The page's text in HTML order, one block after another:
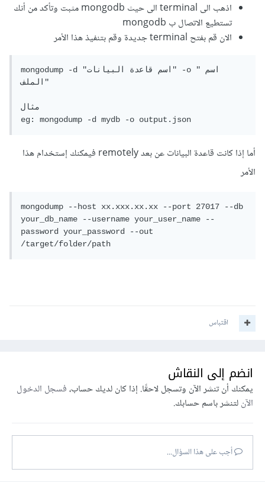
اذهب الى terminal الى حيث mongodb مثبت وتأكد من أنك
تستطيع الاتصال ب mongodb
الان قم بفتح terminal جديدة وقم بتنفيذ هذا الأمر
mongodump -d "اسم قاعدة البيانات" -o "اسم
الملف"
مثال
eg: mongodump -d mydb -o output.json
أما إذا كانت قاعدة البيانات عن بعد remotely فيمكنك إستخدام هذا
الأمر
mongodump --host xx.xxx.xx.xx --port 27017 --db
your_db_name --username your_user_name --
password your_password --out
اقتباس
انضم إلى النقاش
يمكنك أن تنشر الآن وتسجل لاحقًا. إذا كان لديك حساب،فسجل الدخول
الآنلتنشر باسم حسابك.
أجب على هذا السؤال...